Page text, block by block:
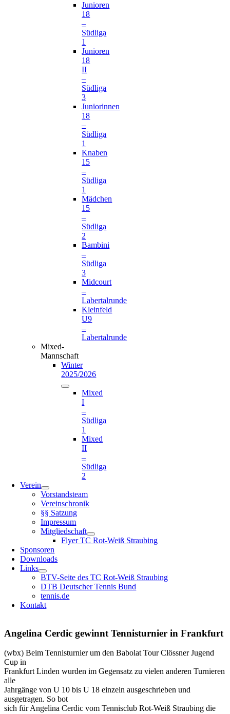
Junioren
18
–
Südliga
1
Junioren
18
II
–
Südliga
3
Juniorinnen
18
–
Südliga
1
Knaben
15
–
Südliga
1
Mädchen
15
–
Südliga
2
Bambini
–
Südliga
3
Midcourt
–
Labertalrunde
Kleinfeld
U9
–
Labertalrunde
Mixed-
Mannschaft
Winter
2025/2026
Mixed
I
–
Südliga
1
Mixed
II
–
Südliga
2
Verein
Vorstandsteam
Vereinschronik
§§ Satzung
Impressum
Mitgliedschaft
Flyer TC Rot-Weiß Straubing
Sponsoren
Downloads
Links
BTV-Seite des TC Rot-Weiß Straubing
DTB Deutscher Tennis Bund
tennis.de
Kontakt
Angelina Cerdic gewinnt Tennisturnier in Frankfurt
(wbx) Beim Tennisturnier um den Babolat Tour Clössner Jugend
Cup in
Frankfurt Linden wurden im Gegensatz zu vielen anderen Turnieren
alle
Jahrgänge von U 10 bis U 18 einzeln ausgeschrieben und
ausgetragen. So bot
sich für Angelina Cerdic vom Tennisclub Rot-Weiß Straubing die